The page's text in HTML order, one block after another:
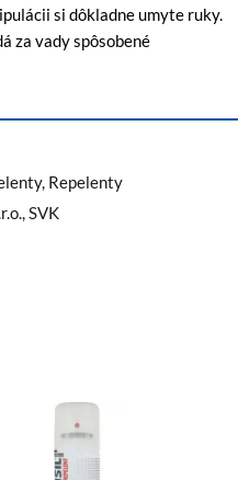
si dôkladne umyte ruky.
za vady spôsobené
, Repelenty
SVK